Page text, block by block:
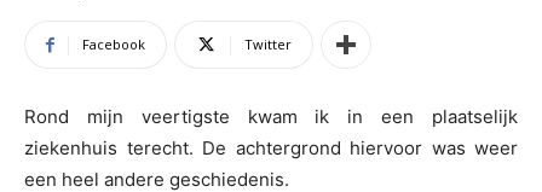
Facebook Twitter
Rond mijn veertigste kwam ik in een plaatselijk
ziekenhuis terecht. De achtergrond hiervoor was weer
een heel andere geschiedenis.